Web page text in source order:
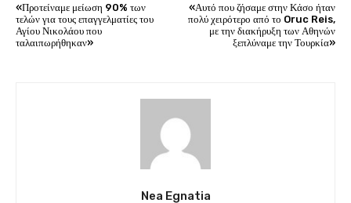
«Προτείναμε μείωση 90% των
τελών για τους επαγγελματίες του
Αγίου Νικολάου που
ταλαιπωρήθηκαν»
«Αυτό που ζήσαμε στην Κάσο ήταν
πολύ χειρότερο από το Oruc Reis,
με την διακήρυξη των Αθηνών
ξεπλύναμε την Τουρκία»
Nea Egnatia